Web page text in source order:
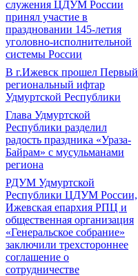
служения ЦДУМ России
принял участие в
праздновании 145-летия
уголовно-исполнительной
системы России
В г.Ижевск прошел Первый
региональный ифтар
Удмуртской Республики
Глава Удмуртской
Республики разделил
радость праздника «Ураза-
Байрам» с мусульманами
региона
РДУМ Удмуртской
Республики ЦДУМ России,
Ижевская епархия РПЦ и
общественная организация
«Генеральское собрание»
заключили трехстороннее
соглашение о
сотрудничестве